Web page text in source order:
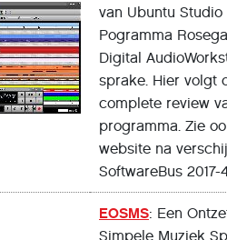
van Ubuntu
Pogramma
Digital
sprake. Hier volgt
complete review
programma. Zie
website na
SoftwareBus 2017-
EOSMS: Een
Simpele Muziek